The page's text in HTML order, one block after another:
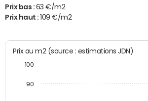
Prix bas : 63 €/m2
Prix haut : 109 €/m2
Prix au m2 (source : estimations JDN)
90
100